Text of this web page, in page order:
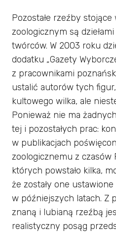
Pozostałe rzeźby stojące
zoologicznym są
twórców. W 2003 roku
dodatku „Gazety
z pracownikami
ustalić autorów tych
kultowego wilka, ale
Ponieważ nie ma
tej i pozostałych prac:
w publikacjach
zoologicznemu z czasów
których powstało kilka,
że zostały one
w późniejszych latach. Z
znaną i lubianą rzeźbą
realistyczny posąg